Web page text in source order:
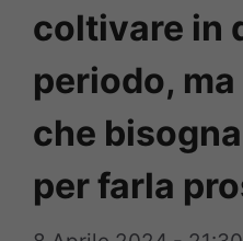
coltivare in
periodo,
che
per farla